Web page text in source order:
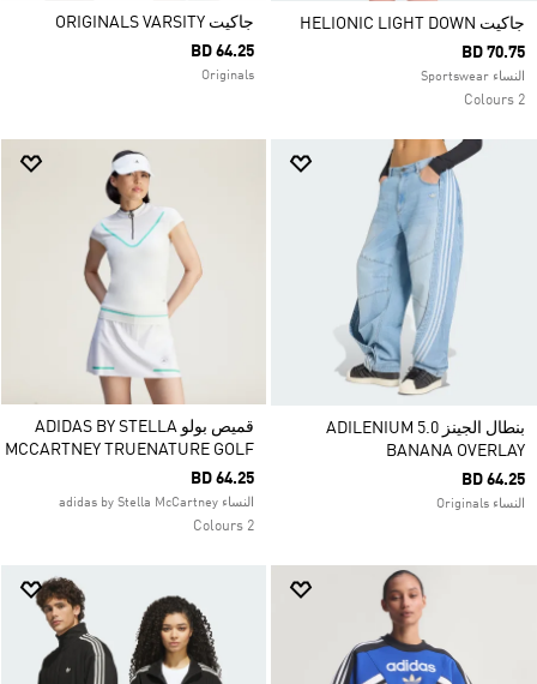
جاكيت HELIONIC LIGHT DOWN
BD 70.75
النساء Sportswear
2 Colours
جاكيت ORIGINALS VARSITY
BD 64.25
Originals
بنطال الجينز ADILENIUM 5.0
BANANA OVERLAY
BD 64.25
النساء Originals
قميص بولو ADIDAS BY STELLA
MCCARTNEY TRUENATURE GOLF
BD 64.25
النساء adidas by Stella McCartney
2 Colours